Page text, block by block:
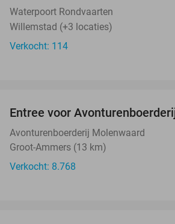
Waterpoort Rondvaarten
Willemstad (+3 locaties)
Verkocht: 114
Entree voor
Avonturenboerderij Molenwaard
Groot-Ammers (13 km)
Verkocht: 8.768